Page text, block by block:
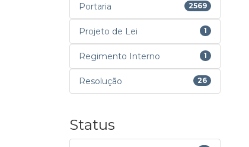
Portaria 2569
Projeto de Lei 1
Regimento Interno 1
Resolução 26
Status